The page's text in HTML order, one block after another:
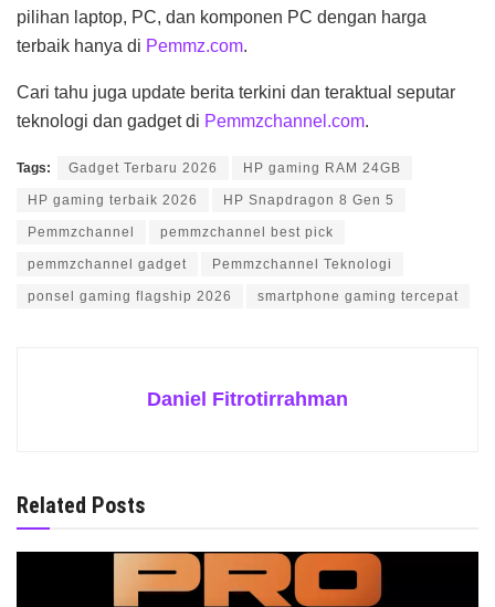
pilihan laptop, PC, dan komponen PC dengan harga
terbaik hanya di Pemmz.com.
Cari tahu juga update berita terkini dan teraktual seputar
teknologi dan gadget di Pemmzchannel.com.
Tags: Gadget Terbaru 2026 HP gaming RAM 24GB
HP gaming terbaik 2026 HP Snapdragon 8 Gen 5
Pemmzchannel pemmzchannel best pick
pemmzchannel gadget Pemmzchannel Teknologi
ponsel gaming flagship 2026 smartphone gaming tercepat
Daniel Fitrotirrahman
Related Posts